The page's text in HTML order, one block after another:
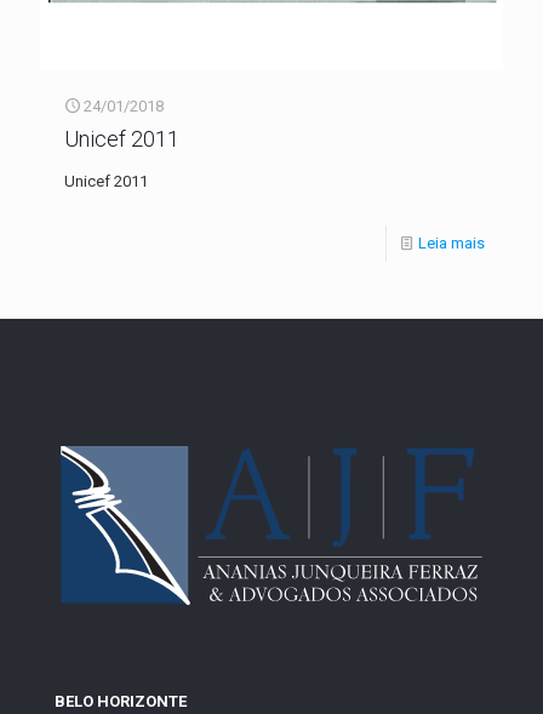
24/01/2018
Unicef 2011
Unicef 2011
Leia mais
BELO HORIZONTE